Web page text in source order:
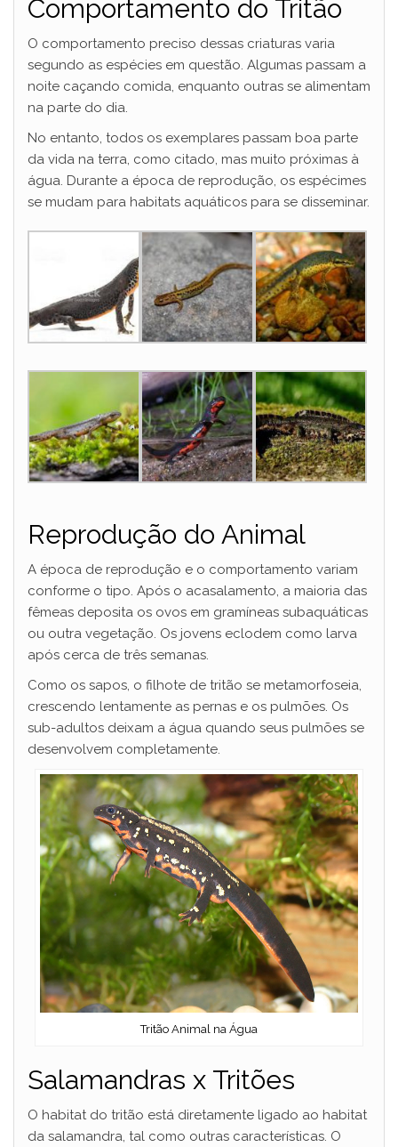
Comportamento do Tritão
O comportamento preciso dessas criaturas varia
segundo as espécies em questão. Algumas passam a
noite caçando comida, enquanto outras se alimentam
na parte do dia.
No entanto, todos os exemplares passam boa parte
da vida na terra, como citado, mas muito próximas à
água. Durante a época de reprodução, os espécimes
se mudam para habitats aquáticos para se disseminar.
Reprodução do Animal
A época de reprodução e o comportamento variam
conforme o tipo. Após o acasalamento, a maioria das
fêmeas deposita os ovos em gramíneas subaquáticas
ou outra vegetação. Os jovens eclodem como larva
após cerca de três semanas.
Como os sapos, o filhote de tritão se metamorfoseia,
crescendo lentamente as pernas e os pulmões. Os
sub-adultos deixam a água quando seus pulmões se
desenvolvem completamente.
Tritão Animal na Água
Salamandras x Tritões
O habitat do tritão está diretamente ligado ao habitat
da salamandra, tal como outras características. O